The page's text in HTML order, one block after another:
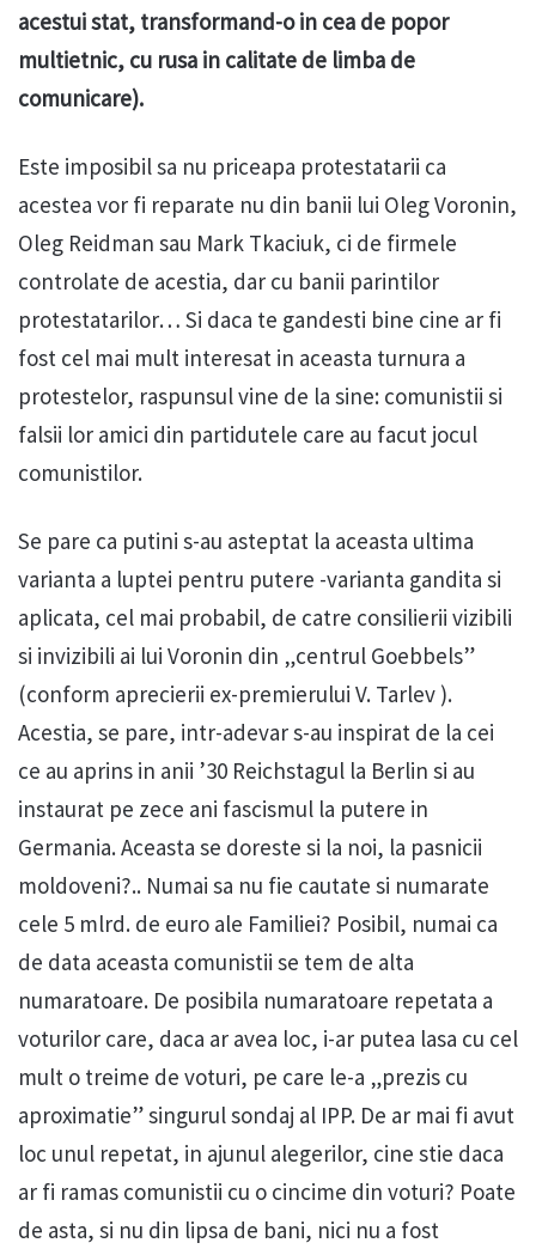
acestui stat, transformand-o in cea de popor
multietnic, cu rusa in calitate de limba de
comunicare).
Este imposibil sa nu priceapa protestatarii ca
acestea vor fi reparate nu din banii lui Oleg Voronin,
Oleg Reidman sau Mark Tkaciuk, ci de firmele
controlate de acestia, dar cu banii parintilor
protestatarilor… Si daca te gandesti bine cine ar fi
fost cel mai mult interesat in aceasta turnura a
protestelor, raspunsul vine de la sine: comunistii si
falsii lor amici din partidutele care au facut jocul
comunistilor.
Se pare ca putini s-au asteptat la aceasta ultima
varianta a luptei pentru putere -varianta gandita si
aplicata, cel mai probabil, de catre consilierii vizibili
si invizibili ai lui Voronin din „centrul Goebbels”
(conform aprecierii ex-premierului V. Tarlev ).
Acestia, se pare, intr-adevar s-au inspirat de la cei
ce au aprins in anii ’30 Reichstagul la Berlin si au
instaurat pe zece ani fascismul la putere in
Germania. Aceasta se doreste si la noi, la pasnicii
moldoveni?.. Numai sa nu fie cautate si numarate
cele 5 mlrd. de euro ale Familiei? Posibil, numai ca
de data aceasta comunistii se tem de alta
numaratoare. De posibila numaratoare repetata a
voturilor care, daca ar avea loc, i-ar putea lasa cu cel
mult o treime de voturi, pe care le-a „prezis cu
aproximatie” singurul sondaj al IPP. De ar mai fi avut
loc unul repetat, in ajunul alegerilor, cine stie daca
ar fi ramas comunistii cu o cincime din voturi? Poate
de asta, si nu din lipsa de bani, nici nu a fost